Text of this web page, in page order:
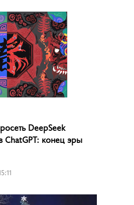
DeepSeek
ChatGPT: конец эры